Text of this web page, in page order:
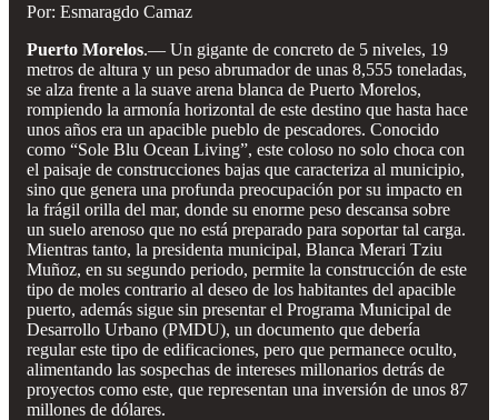
Por: Esmaragdo Camaz
Puerto Morelos.— Un gigante de concreto de 5 niveles, 19
metros de altura y un peso abrumador de unas 8,555 toneladas,
se alza frente a la suave arena blanca de Puerto Morelos,
rompiendo la armonía horizontal de este destino que hasta hace
unos años era un apacible pueblo de pescadores. Conocido
como “Sole Blu Ocean Living”, este coloso no solo choca con
el paisaje de construcciones bajas que caracteriza al municipio,
sino que genera una profunda preocupación por su impacto en
la frágil orilla del mar, donde su enorme peso descansa sobre
un suelo arenoso que no está preparado para soportar tal carga.
Mientras tanto, la presidenta municipal, Blanca Merari Tziu
Muñoz, en su segundo periodo, permite la construcción de este
tipo de moles contrario al deseo de los habitantes del apacible
puerto, además sigue sin presentar el Programa Municipal de
Desarrollo Urbano (PMDU), un documento que debería
regular este tipo de edificaciones, pero que permanece oculto,
alimentando las sospechas de intereses millonarios detrás de
proyectos como este, que representan una inversión de unos 87
millones de dólares.